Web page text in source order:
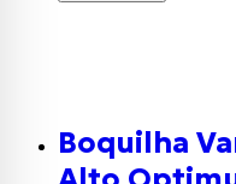
Boquilha